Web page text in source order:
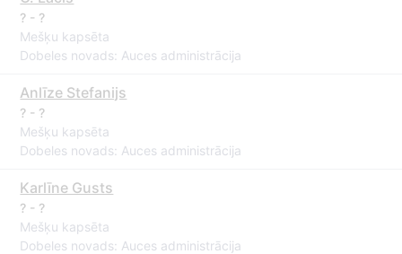
? - ?
Mešķu kapsēta
Dobeles novads: Auces administrācija
Anlīze Stefanijs
? - ?
Mešķu kapsēta
Dobeles novads: Auces administrācija
Karlīne Gusts
? - ?
Mešķu kapsēta
Dobeles novads: Auces administrācija